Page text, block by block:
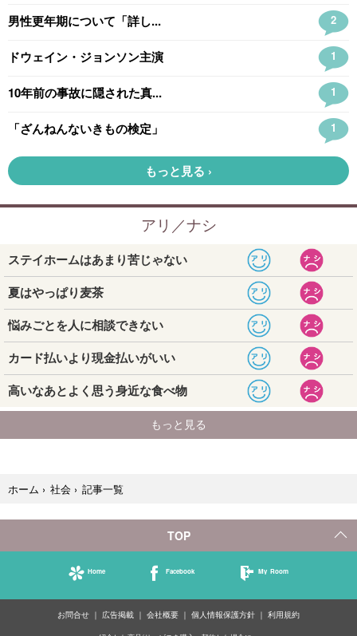
ホーム › 社会 › 記事一覧
TOP
Home Facebook My Room
お問合せ 広告掲載 会社概要 個人情報保護方針 利用規約